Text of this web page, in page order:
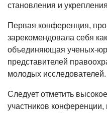
становления и
Первая конференция,
зарекомендовала себя
объединяющая ученых-
представителей
молодых исследователей.
Следует отметить
участников